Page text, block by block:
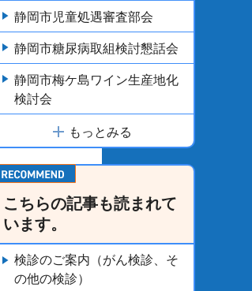
静岡市児童処遇審査部会
静岡市糖尿病取組検討懇話会
静岡市梅ケ島ワイン生産地化
検討会
もっとみる
こちらの記事も読まれて
います。
検診のご案内（がん検診、そ
の他の検診）